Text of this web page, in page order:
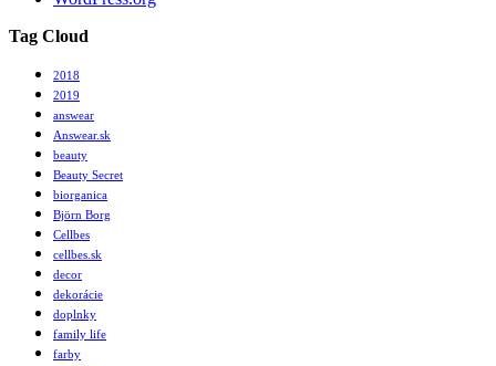
Tag Cloud
2018
2019
answear
Answear.sk
beauty
Beauty Secret
biorganica
Björn Borg
Cellbes
cellbes.sk
decor
dekorácie
doplnky
family life
farby